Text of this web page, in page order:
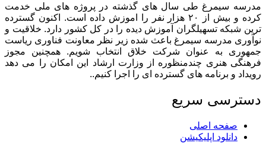
مدرسه سیمرغ طی سال های گذشته در پروژه های ملی خدمت
کرده و بیش از ۲۰ هزار نفر را اموزش داده است. اکنون گسترده
ترین شبکه تسهیلگران آموزش دیده را در کل کشور دارد. خلاقیت و
نوآوری مدرسه سیمرغ باعث شده زیر نظر معاونت فناوری ریاست
جمهوری به عنوان شرکت خلاق انتخاب شویم. همچنین مجوز
فرهنگی هنری چندمنظوره از وزارت ارشاد این امکان را می دهد
رویداد و برنامه های گسترده ای را اجرا کنیم..
دسترسی سریع
صفحه اصلی
دانلود اپلیکیشن